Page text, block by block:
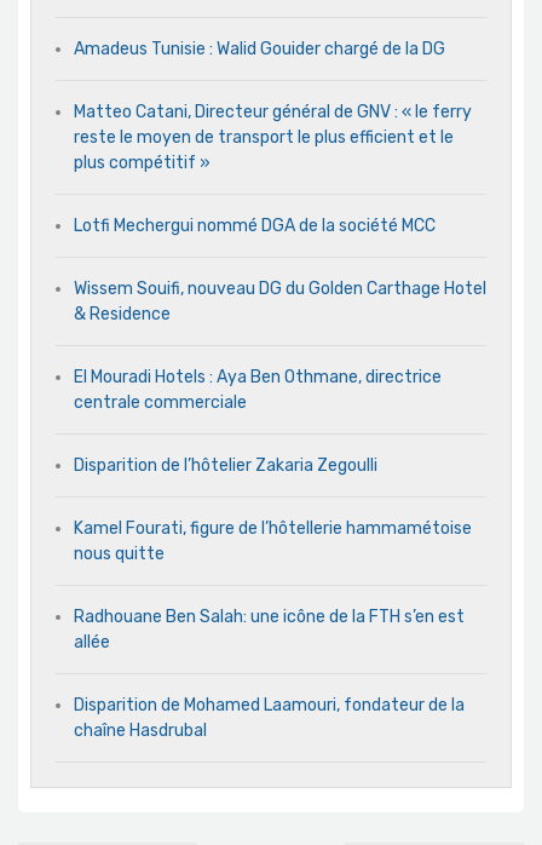
Amadeus Tunisie : Walid Gouider chargé de la DG
Matteo Catani, Directeur général de GNV : « le ferry
reste le moyen de transport le plus efficient et le
plus compétitif »
Lotfi Mechergui nommé DGA de la société MCC
Wissem Souifi, nouveau DG du Golden Carthage Hotel
& Residence
El Mouradi Hotels : Aya Ben Othmane, directrice
centrale commerciale
Disparition de l’hôtelier Zakaria Zegoulli
Kamel Fourati, figure de l’hôtellerie hammamétoise
nous quitte
Radhouane Ben Salah: une icône de la FTH s’en est
allée
Disparition de Mohamed Laamouri, fondateur de la
chaîne Hasdrubal